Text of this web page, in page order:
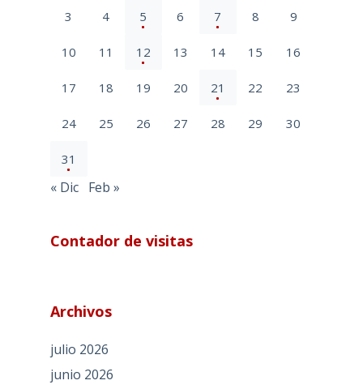
3 4 5 6 7 8 9
10 11 12 13 14 15 16
17 18 19 20 21 22 23
24 25 26 27 28 29 30
31
« Dic Feb »
Contador de visitas
Archivos
julio 2026
junio 2026